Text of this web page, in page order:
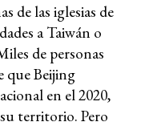
de las iglesias de
a Taiwán o
de personas
que Beijing
en el 2020,
territorio. Pero